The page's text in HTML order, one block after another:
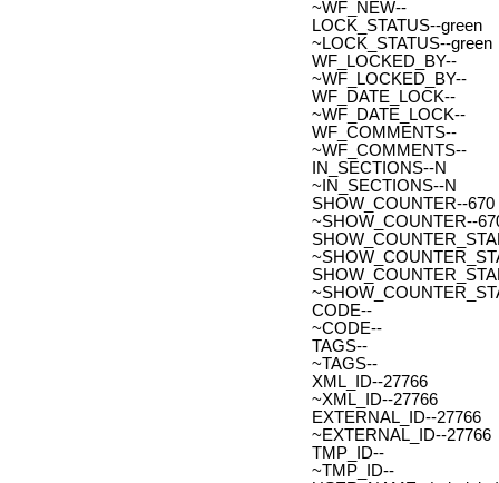
~WF_NEW--
LOCK_STATUS--green
~LOCK_STATUS--green
WF_LOCKED_BY--
~WF_LOCKED_BY--
WF_DATE_LOCK--
~WF_DATE_LOCK--
WF_COMMENTS--
~WF_COMMENTS--
IN_SECTIONS--N
~IN_SECTIONS--N
SHOW_COUNTER--670
~SHOW_COUNTER--
CODE--
~CODE--
TAGS--
~TAGS--
XML_ID--27766
~XML_ID--27766
EXTERNAL_ID--27766
~EXTERNAL_ID--27766
TMP_ID--
~TMP_ID--